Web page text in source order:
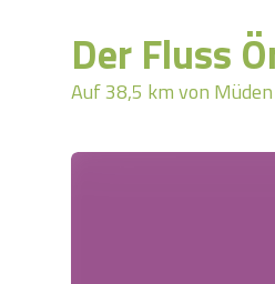
Der Fluss
Auf 38,5 km von